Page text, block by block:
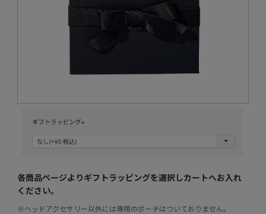
各商品ページよりギフトラッピングを選択しカートへお入れ
ください。
※ヘッドアクセサリー以外には専用のポーチはついておりません。